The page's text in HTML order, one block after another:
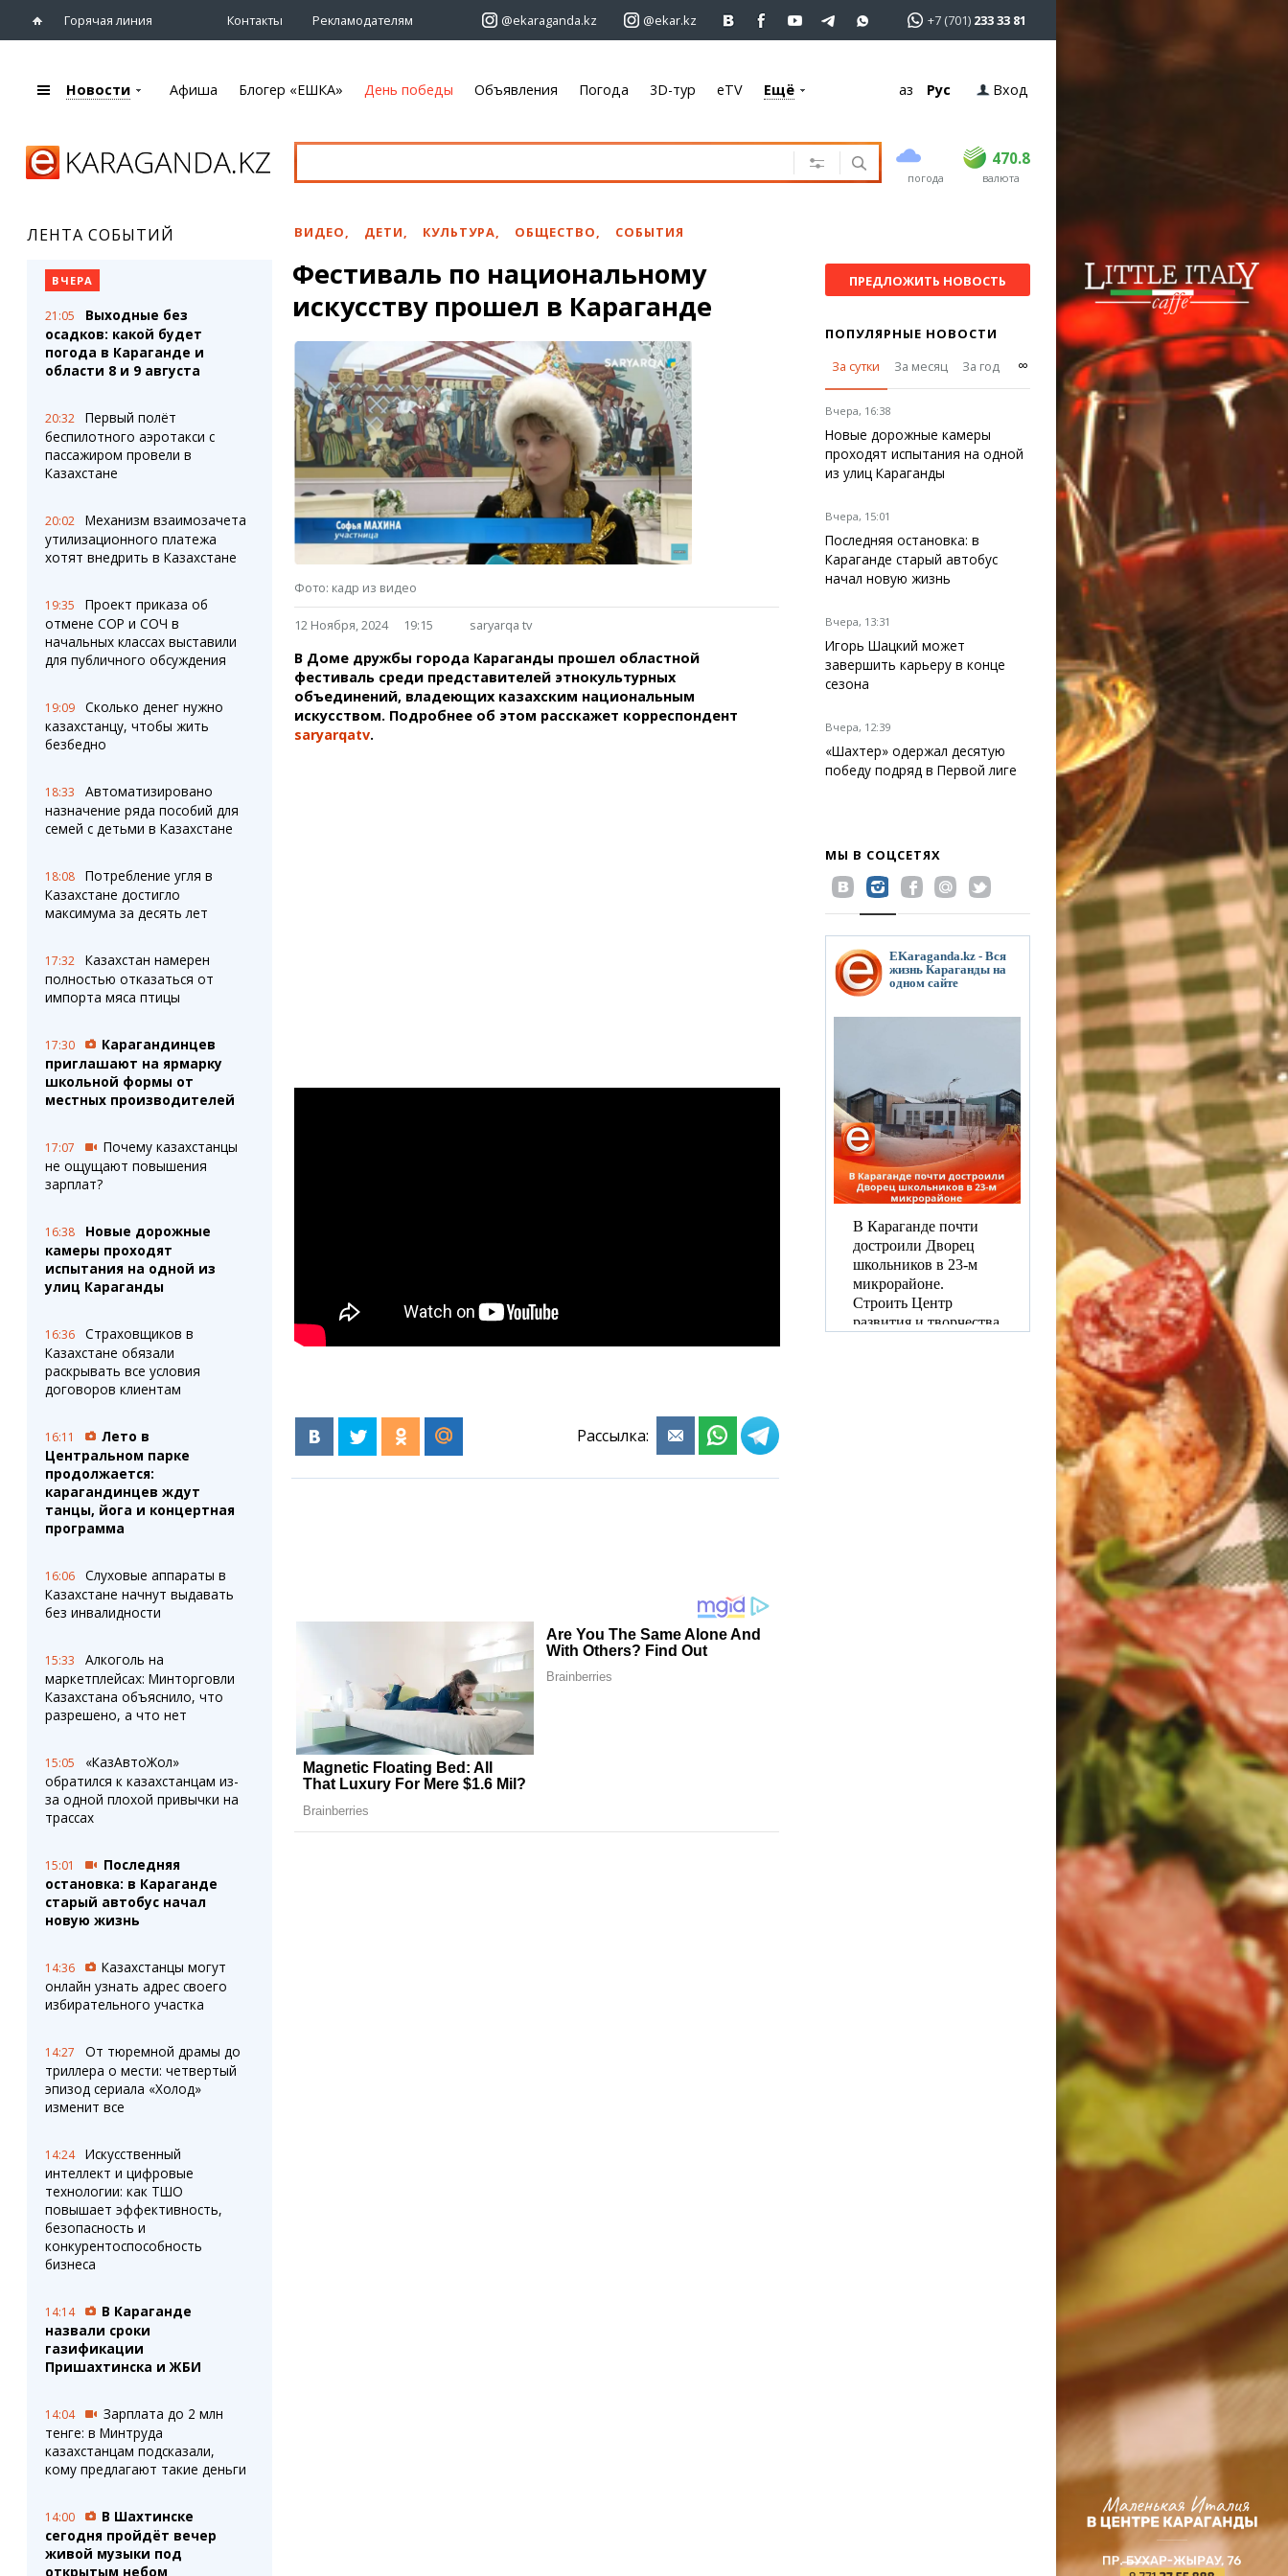
Горячая линия Контакты Рекламодателям @ekaraganda.kz @ekar.kz +7 (701) 233 33 81
Караганды
eTV
Рассылка новостей
Персоны
Интервью
Афиша
Театры
Спорт
Выставки
Цирк и зоопарк
Объявления
Автомобили
Услуги
Электроника
Мебель
Лента блогера
Штрихи
Фотокомиксы
Коллаж недели
Карты
Web-камеры
Пробки
Карта Караганды
Организации
Мой участковый
Перекрытие дорог
Погода
Караганда
Темиртау
Балхаш
Жезказган
Медиа
Фото
Видео
3D-тур
Timelapse
Сервисы
Переводчик
Справочник
Автобусные остановки
Каталог компаний
Купить шины, легко!
Новости Афиша Блогер «ЕШКА» День победы Объявления Погода 3D-тур eTV Ещё Қаз Рус Вход
погода
470.8
USD 468.5 470.8
EUR валюта
ЛЕНТА СОБЫТИЙ
ВЧЕРА
21:05
Выходные без
осадков: какой будет
погода в Караганде и
области 8 и 9 августа
20:32
Первый полёт
беспилотного аэротакси с
пассажиром провели в
Казахстане
20:02
Механизм взаимозачета
утилизационного платежа
хотят внедрить в Казахстане
19:35
Проект приказа об
отмене СОР и СОЧ в
начальных классах выставили
для публичного обсуждения
19:09
Сколько денег нужно
казахстанцу, чтобы жить
безбедно
18:33
Автоматизировано
назначение ряда пособий для
семей с детьми в Казахстане
18:08
Потребление угля в
Казахстане достигло
максимума за десять лет
17:32
Казахстан намерен
полностью отказаться от
импорта мяса птицы
17:30
Карагандинцев
приглашают на ярмарку
школьной формы от
местных производителей
17:07
Почему казахстанцы
не ощущают повышения
зарплат?
16:38
Новые дорожные
камеры проходят
испытания на одной из
улиц Караганды
16:36
Страховщиков в
Казахстане обязали
раскрывать все условия
договоров клиентам
16:11
Лето в
Центральном парке
продолжается:
карагандинцев ждут
танцы, йога и концертная
программа
16:06
Слуховые аппараты в
Казахстане начнут выдавать
без инвалидности
15:33
Алкоголь на
маркетплейсах: Минторговли
Казахстана объяснило, что
разрешено, а что нет
15:05
«КазАвтоЖол»
обратился к казахстанцам из-
за одной плохой привычки на
трассах
15:01
Последняя
остановка: в Караганде
старый автобус начал
новую жизнь
14:36
Казахстанцы могут
онлайн узнать адрес своего
избирательного участка
14:27
От тюремной драмы до
триллера о мести: четвертый
эпизод сериала «Холод»
изменит все
14:24
Искусственный
интеллект и цифровые
технологии: как ТШО
повышает эффективность,
безопасность и
конкурентоспособность
бизнеса
14:14
В Караганде
назвали сроки
газификации
Пришахтинска и ЖБИ
14:04
Зарплата до 2 млн
тенге: в Минтруда
казахстанцам подсказали,
кому предлагают такие деньги
14:00
В Шахтинске
сегодня пройдёт вечер
живой музыки под
открытым небом
ВИДЕО, ДЕТИ, КУЛЬТУРА, ОБЩЕСТВО, СОБЫТИЯ
Фестиваль по национальному
искусству прошел в Караганде
Фото: кадр из видео
12 Ноября, 2024 19:15 saryarqa tv
В Доме дружбы города Караганды прошел областной
фестиваль среди представителей этнокультурных
объединений, владеющих казахским национальным
искусством. Подробнее об этом расскажет корреспондент
saryarqatv.
Рассылка:
ПРЕДЛОЖИТЬ НОВОСТЬ
ПОПУЛЯРНЫЕ НОВОСТИ
За сутки
За месяц За год ∞
Вчера, 16:38
Новые дорожные камеры
проходят испытания на одной
из улиц Караганды
Вчера, 15:01
Последняя остановка: в
Караганде старый автобус
начал новую жизнь
Вчера, 13:31
Игорь Шацкий может
завершить карьеру в конце
сезона
Вчера, 12:39
«Шахтер» одержал десятую
победу подряд в Первой лиге
МЫ В СОЦСЕТЯХ
EKaraganda.kz - Вся
жизнь Караганды на
одном сайте